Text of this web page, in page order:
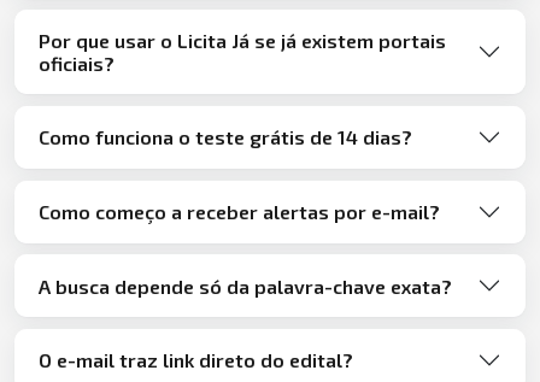
Por que usar o Licita Já se já existem portais
oficiais?
Como funciona o teste grátis de 14 dias?
Como começo a receber alertas por e-mail?
A busca depende só da palavra-chave exata?
O e-mail traz link direto do edital?